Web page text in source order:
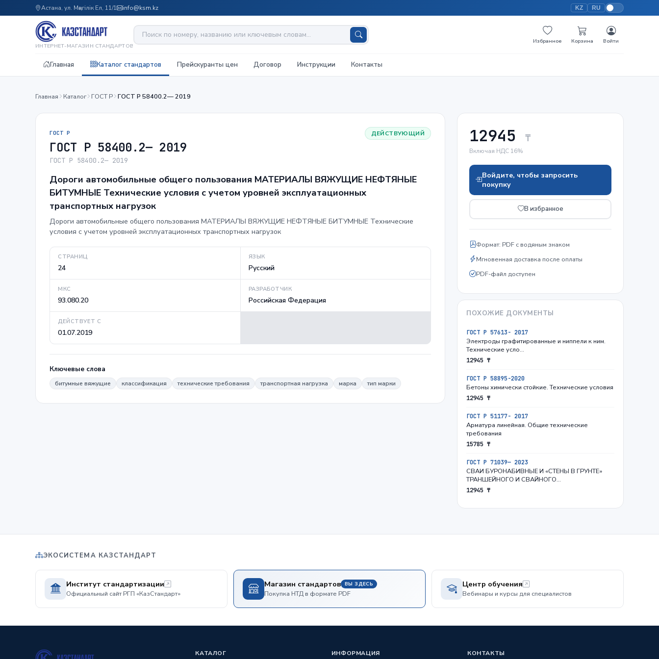
Астана, ул. Мәңгілік Ел, 11/1 info@ksm.kz KZ RU
ИНТЕРНЕТ-МАГАЗИН СТАНДАРТОВ
Избранное Корзина Войти
Главная Каталог стандартов Прейскуранты цен Договор Инструкции Контакты
Главная Каталог ГОСТ Р ГОСТ Р 58400.2— 2019
ГОСТ Р
ГОСТ Р 58400.2— 2019
ГОСТ Р 58400.2— 2019
ДЕЙСТВУЮЩИЙ
Дороги автомобильные общего пользования МАТЕРИАЛЫ ВЯЖУЩИЕ НЕФТЯНЫЕ
БИТУМНЫЕ Технические условия с учетом уровней эксплуатационных
транспортных нагрузок
Дороги автомобильные общего пользования МАТЕРИАЛЫ ВЯЖУЩИЕ НЕФТЯНЫЕ БИТУМНЫЕ Технические
условия с учетом уровней эксплуатационных транспортных нагрузок
СТРАНИЦ
24
ЯЗЫК
Русский
МКС
93.080.20
РАЗРАБОТЧИК
Российская Федерация
ДЕЙСТВУЕТ С
01.07.2019
Ключевые слова
битумные вяжущие классификация технические требования транспортная нагрузка марка тип марки
12945 ₸
Включая НДС 16%
Войдите, чтобы запросить
покупку
В избранное
Формат: PDF с водяным знаком
Мгновенная доставка после оплаты
PDF-файл доступен
ПОХОЖИЕ ДОКУМЕНТЫ
ГОСТ Р 57613- 2017
Электроды графитированные и ниппели к ним.
Технические усло…
12945 ₸
ГОСТ Р 58895-2020
Бетоны химически стойкие. Технические условия
12945 ₸
ГОСТ Р 51177- 2017
Арматура линейная. Общие технические
требования
15785 ₸
ГОСТ Р 71039— 2023
СВАИ БУРОНАБИВНЫЕ И «СТЕНЫ В ГРУНТЕ»
ТРАНШЕЙНОГО И СВАЙНОГО…
12945 ₸
ЭКОСИСТЕМА КАЗСТАНДАРТ
Институт стандартизации
Официальный сайт РГП «КазСтандарт»
Магазин стандартов ВЫ ЗДЕСЬ
Покупка НТД в формате PDF
Центр обучения
Вебинары и курсы для специалистов
КАТАЛОГ ИНФОРМАЦИЯ КОНТАКТЫ